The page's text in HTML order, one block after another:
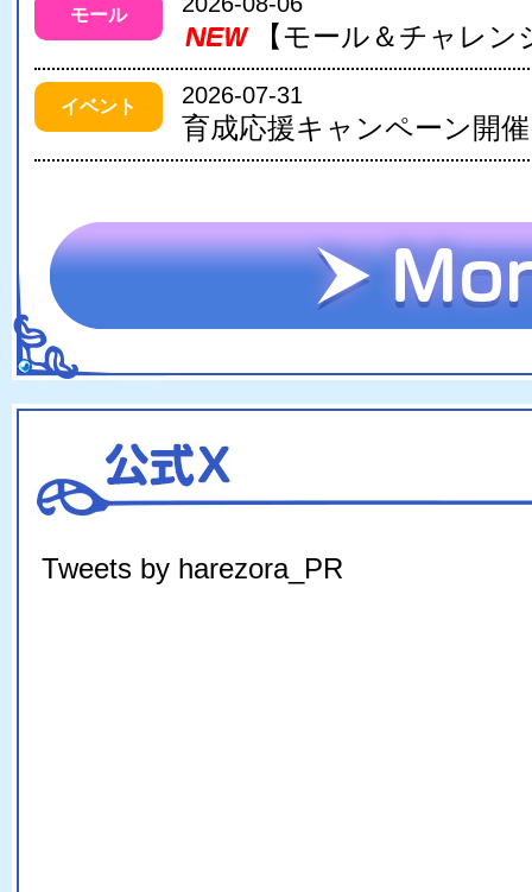
モール
イベント 2026-07-31
育成応援キャンペーン開
Tweets by harezora_PR